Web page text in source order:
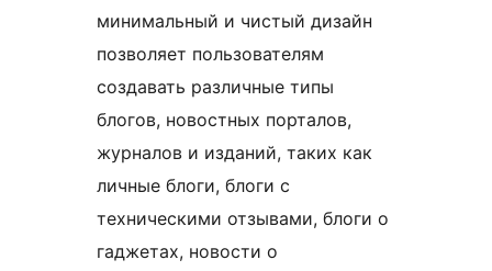
минимальный и чистый дизайн
позволяет пользователям
создавать различные типы
блогов, новостных порталов,
журналов и изданий, таких как
личные блоги, блоги с
техническими отзывами, блоги о
гаджетах, новости о